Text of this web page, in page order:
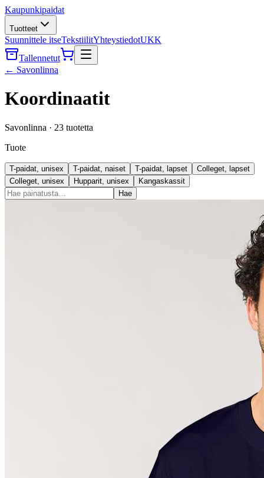
Kaupunkipaidat
Tuotteet
Suunnittele itseTekstiilitYhteystiedotUKK
Tallennetut
← Savonlinna
Koordinaatit
Savonlinna · 23 tuotetta
Tuote
T-paidat, unisex T-paidat, naiset T-paidat, lapset
Colleget, lapset
Colleget, unisex
Hupparit, unisex
Kangaskassit
Hae